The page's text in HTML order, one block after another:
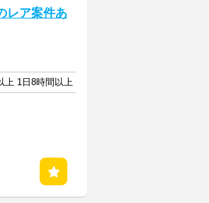
レア案件あ
上 1日8時間以上